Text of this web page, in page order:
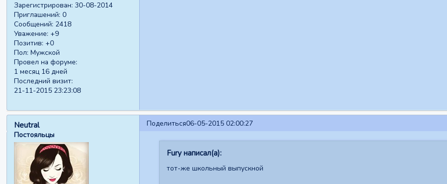
Зарегистрирован: 30-08-2014
Приглашений: 0
Сообщений: 2418
Уважение: +9
Позитив: +0
Пол: Мужской
Провел на форуме:
1 месяц 16 дней
Последний визит:
21-11-2015 23:23:08
Поделиться06-05-2015 02:00:27
Neutral
Постояльцы
Fury написал(а):
тот-же школьный выпускной